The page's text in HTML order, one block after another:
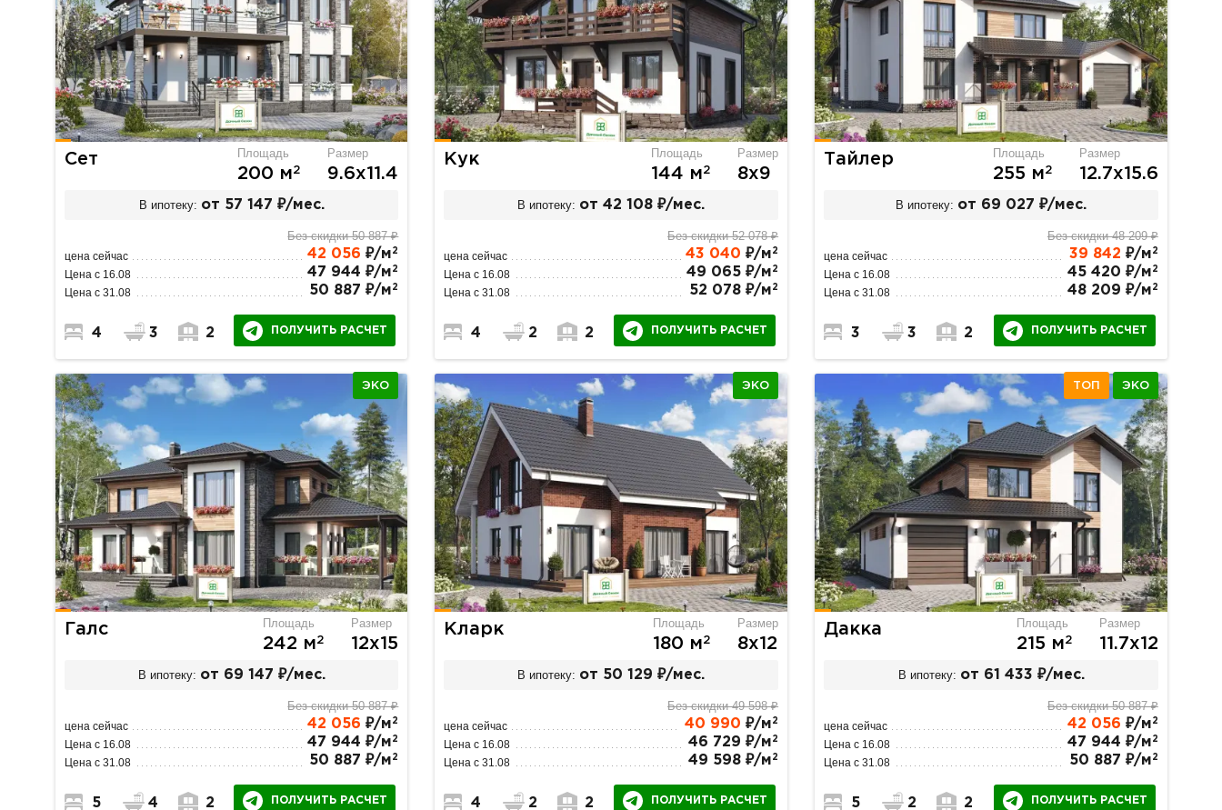
Сет Площадь
200 м2
Размер
9.6х11.4
В ипотеку: от 57 147 ₽/мес.
Без скидки 50 887 ₽
цена сейчас 42 056 ₽/м 2
Цена с 16.08 47 944 ₽/м 2
Цена с 31.08 50 887 ₽/м 2
4 3 2 ПОЛУЧИТЬ РАСЧЕТ
Кук Площадь
144 м2
Размер
8х9
В ипотеку: от 42 108 ₽/мес.
Без скидки 52 078 ₽
цена сейчас 43 040 ₽/м 2
Цена с 16.08 49 065 ₽/м 2
Цена с 31.08 52 078 ₽/м 2
4 2 2 ПОЛУЧИТЬ РАСЧЕТ
Тайлер Площадь
255 м2
Размер
12.7х15.6
В ипотеку: от 69 027 ₽/мес.
Без скидки 48 209 ₽
цена сейчас 39 842 ₽/м 2
Цена с 16.08 45 420 ₽/м 2
Цена с 31.08 48 209 ₽/м 2
3 3 2 ПОЛУЧИТЬ РАСЧЕТ
ЭКО
Галс Площадь
242 м2
Размер
12х15
В ипотеку: от 69 147 ₽/мес.
Без скидки 50 887 ₽
цена сейчас 42 056 ₽/м 2
Цена с 16.08 47 944 ₽/м 2
Цена с 31.08 50 887 ₽/м 2
5 4 2 ПОЛУЧИТЬ РАСЧЕТ
ЭКО
Кларк Площадь
180 м2
Размер
8х12
В ипотеку: от 50 129 ₽/мес.
Без скидки 49 598 ₽
цена сейчас 40 990 ₽/м 2
Цена с 16.08 46 729 ₽/м 2
Цена с 31.08 49 598 ₽/м 2
4 2 2 ПОЛУЧИТЬ РАСЧЕТ
ТОП ЭКО
Дакка Площадь
215 м2
Размер
11.7х12
В ипотеку: от 61 433 ₽/мес.
Без скидки 50 887 ₽
цена сейчас 42 056 ₽/м 2
Цена с 16.08 47 944 ₽/м 2
Цена с 31.08 50 887 ₽/м 2
5 2 2 ПОЛУЧИТЬ РАСЧЕТ